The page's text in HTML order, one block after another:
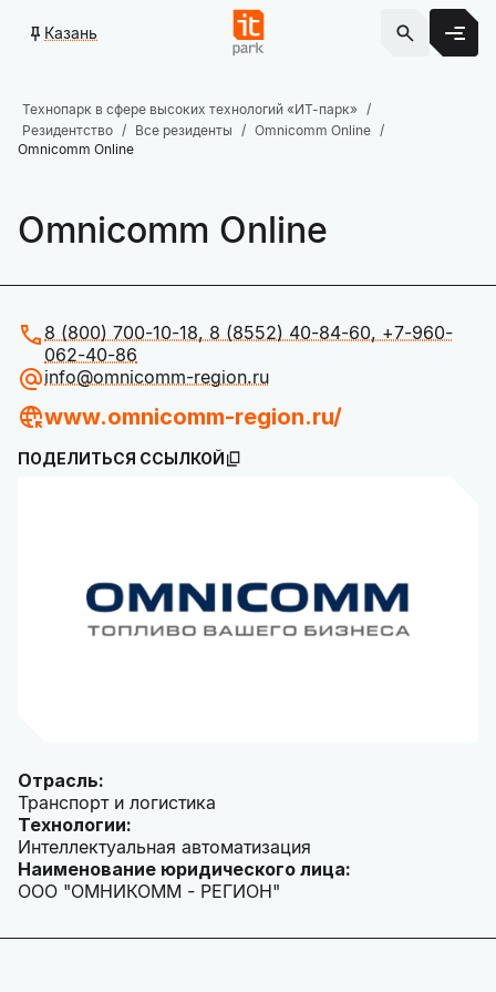
Казань
Технопарк в сфере высоких технологий «ИТ-парк»
Резидентство
Все резиденты
Omnicomm Online
Omnicomm Online
Omnicomm Online
8 (800) 700-10-18, 8 (8552) 40-84-60, +7-960-
062-40-86
info@omnicomm-region.ru
www.omnicomm-region.ru/
ПОДЕЛИТЬСЯ ССЫЛКОЙ
Отрасль:
Транспорт и логистика
Технологии:
Интеллектуальная автоматизация
Наименование юридического лица:
ООО "ОМНИКОММ - РЕГИОН"